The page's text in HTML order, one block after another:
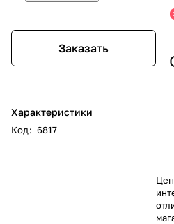
Заказать
Характеристики
Код: 6817